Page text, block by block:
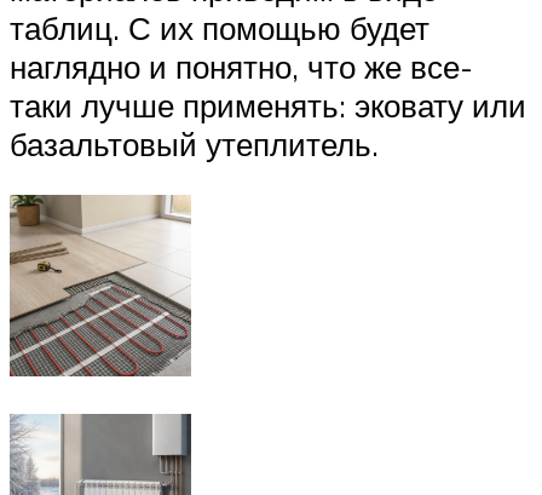
таблиц. С их помощью будет
наглядно и понятно, что же все-
таки лучше применять: эковату или
базальтовый утеплитель.